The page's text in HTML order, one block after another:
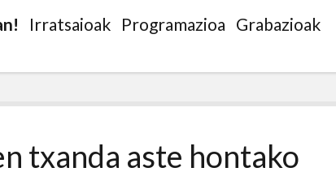
Irratsaioak Programazioa Grabazioak
txanda aste hontako